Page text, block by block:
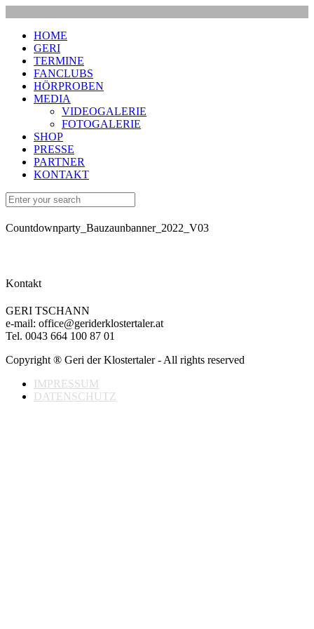
HOME
GERI
TERMINE
FANCLUBS
HÖRPROBEN
MEDIA
VIDEOGALERIE
FOTOGALERIE
SHOP
PRESSE
PARTNER
KONTAKT
Countdownparty_Bauzaunbanner_2022_V03
Kontakt
GERI TSCHANN
e-mail: office@geriderklostertaler.at
Tel. 0043 664 100 87 01
Copyright ® Geri der Klostertaler - All rights reserved
IMPRESSUM
DATENSCHUTZ